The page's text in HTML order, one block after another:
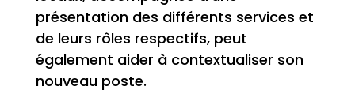
présentation des différents services et
de leurs rôles respectifs, peut
également aider à contextualiser son
nouveau poste.